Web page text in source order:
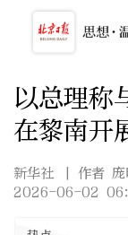
以总理称
在黎南开
新华社
| 作者
2026-06-02